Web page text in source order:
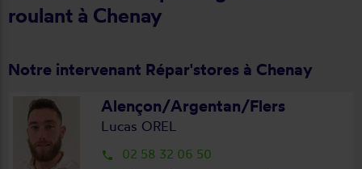
roulant à Chenay
Notre intervenant Répar'stores à Chenay
Alençon/Argentan/Flers
Lucas OREL
local_phone 02 58 32 06 50